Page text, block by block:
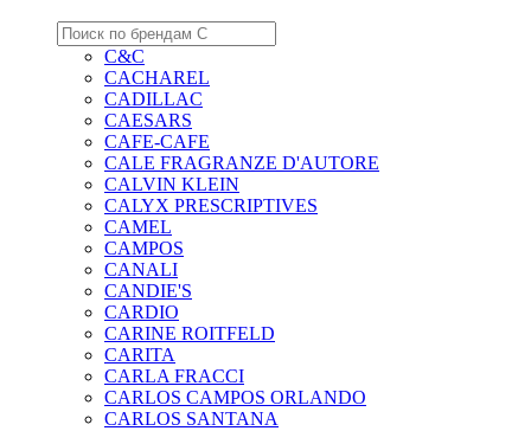
C&C
CACHAREL
CADILLAC
CAESARS
CAFE-CAFE
CALE FRAGRANZE D'AUTORE
CALVIN KLEIN
CALYX PRESCRIPTIVES
CAMEL
CAMPOS
CANALI
CANDIE'S
CARDIO
CARINE ROITFELD
CARITA
CARLA FRACCI
CARLOS CAMPOS ORLANDO
CARLOS SANTANA